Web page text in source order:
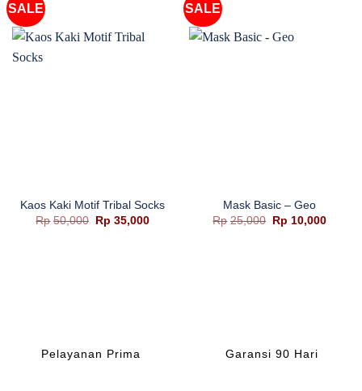
SALE
Kaos Kaki Motif Tribal Socks
Rp 50,000
Harga
aslinya
Rp 35,000Harga
SALE
Mask Basic – Geo
Rp 25,000
Harga
aslinya
Rp 10,000Harga
Pelayanan Prima Garansi 90 Hari